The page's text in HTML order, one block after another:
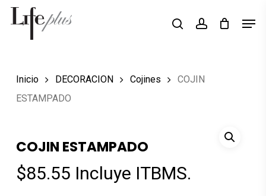
Skip
Búsqueda
productos
searchaccount
Inicio DECORACION Cojines
COJIN
ESTAMPADO
COJIN ESTAMPADO
$85.55 Incluye ITBMS.